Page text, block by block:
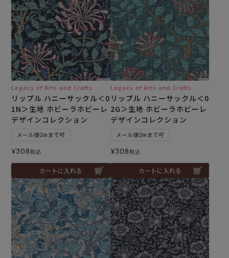
Legacy of Arts and Crafts
リップル ハニーサックル＜0
1N＞生地 ホビーラホビーレ
デザインコレクション
メール便2mまで可
¥308税込
カートに入れる
Legacy of Arts and Crafts
リップル ハニーサックル＜0
2G＞生地 ホビーラホビーレ
デザインコレクション
メール便2mまで可
¥308税込
カートに入れる